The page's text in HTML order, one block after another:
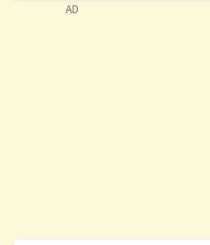
AD